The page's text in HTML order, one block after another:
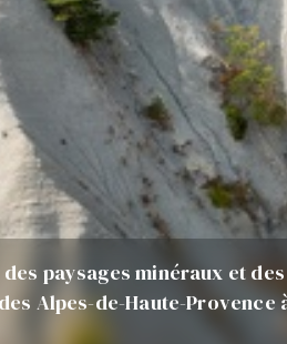
paysages minéraux et
Alpes-de-Haute-